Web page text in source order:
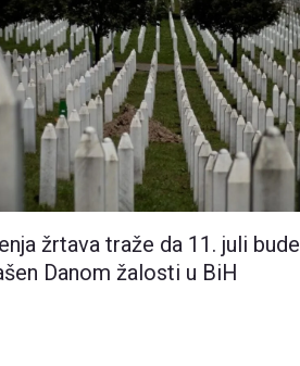
žrtava traže da 11. juli bude
Danom žalosti u BiH